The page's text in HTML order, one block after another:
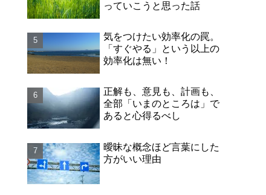
っていこうと思った話
気をつけたい効率化の罠。
「すぐやる」という以上の
効率化は無い！
正解も、意見も、計画も、
全部「いまのところは」で
あると心得るべし
曖昧な概念ほど言葉にした
方がいい理由